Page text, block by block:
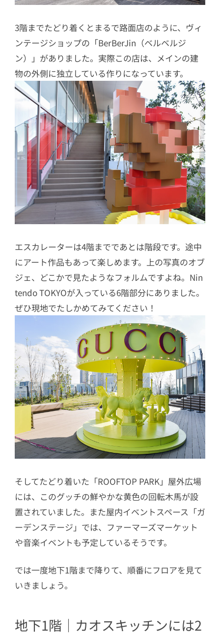
3階までたどり着くとまるで路面店のように、ヴィ
ンテージショップの「BerBerJin（ベルベルジ
ン）」がありました。実際この店は、メインの建
物の外側に独立している作りになっています。
エスカレーターは4階までであとは階段です。途中
にアート作品もあって楽しめます。上の写真のオブ
ジェ、どこかで見たようなフォルムですよね。Nin
tendo TOKYOが入っている6階部分にありました。
ぜひ現地でたしかめてみてください！
そしてたどり着いた「ROOFTOP PARK」屋外広場
には、このグッチの鮮やかな黄色の回転木馬が設
置されていました。また屋内イベントスペース「ガ
ーデンステージ」では、ファーマーズマーケット
や音楽イベントも予定しているそうです。
では一度地下1階まで降りて、順番にフロアを見て
いきましょう。
地下1階｜カオスキッチンには2